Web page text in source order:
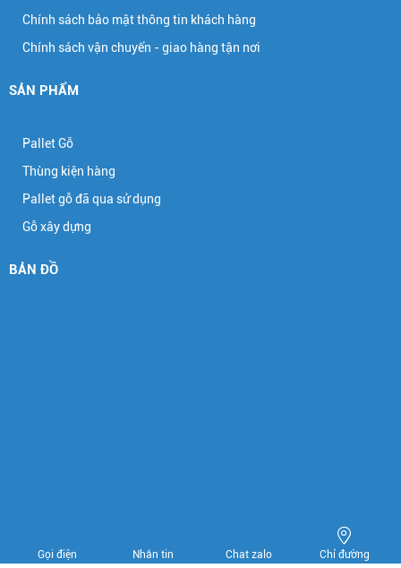
Chính sách bảo mật thông tin khách hàng
Chính sách vận chuyển - giao hàng tận nơi
SẢN PHẨM
Pallet Gỗ
Thùng kiện hàng
Pallet gỗ đã qua sử dụng
Gỗ xây dựng
BẢN ĐỒ
Gọi điện Nhắn tin Chat zalo Chỉ đường